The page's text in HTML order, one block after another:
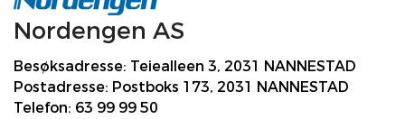
Nordengen AS
Besøksadresse: Teiealleen 3, 2031 NANNESTAD
Postadresse: Postboks 173, 2031 NANNESTAD
Telefon: 63 99 99 50